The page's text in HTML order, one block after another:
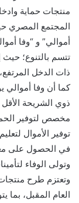
منتجات حماية
المجتمع المصري
أموالي” و “وفا
تتسم بالتنوع؛
ذات الدخل المرتفع،
كما أن وفا أموالي
ذوي الشريحة
مخصص لتوفير
توفير الأموال
في الحصول على
وتولى الوفاء
وتعتزم طرح
العام المقبل، بما